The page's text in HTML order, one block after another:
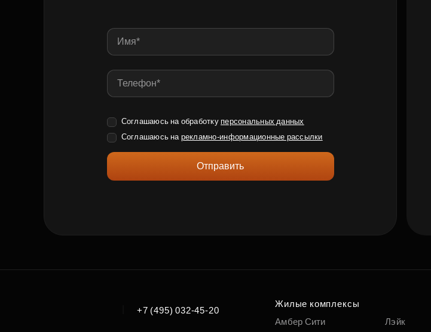
Соглашаюсь на обработку персональных данных
Соглашаюсь на рекламно-информационные рассылки
Отправить
+7 (495) 032-45-20
Жилые комплексы
Амбер Сити
Лэйк